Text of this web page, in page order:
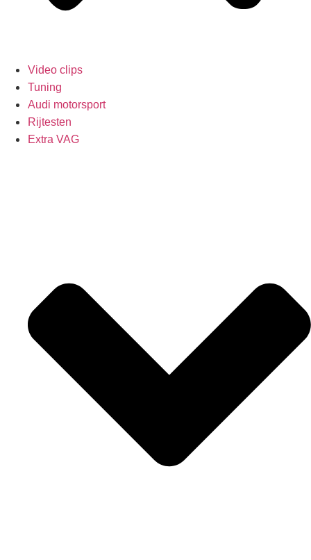
Video clips
Tuning
Audi motorsport
Rijtesten
Extra VAG